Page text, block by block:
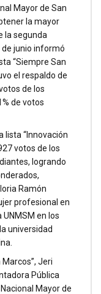
Mayor de San
la mayor
la segunda
junio informó
“Siempre San
el respaldo de
de los
de votos
lista “Innovación
votos de los
logrando
Ramón
profesional en
en los
universidad
Jeri
Pública
Mayor de